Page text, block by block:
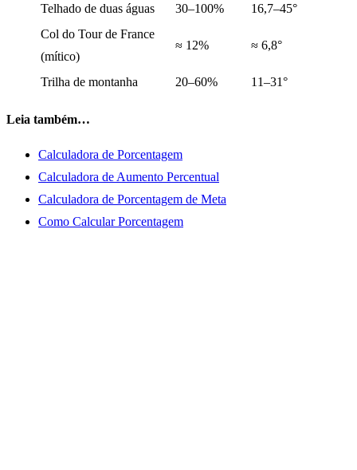
Telhado de duas águas 30–100%
16,7–45°
Col do Tour de France
(mítico)
≈ 12% ≈ 6,8°
Trilha de montanha 20–60% 11–31°
Leia também…
Calculadora de Porcentagem
Calculadora de Aumento Percentual
Calculadora de Porcentagem de Meta
Como Calcular Porcentagem